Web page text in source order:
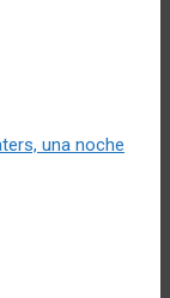
una noche